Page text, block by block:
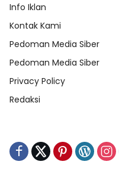
Info Iklan
Kontak Kami
Pedoman Media Siber
Pedoman Media Siber
Privacy Policy
Redaksi